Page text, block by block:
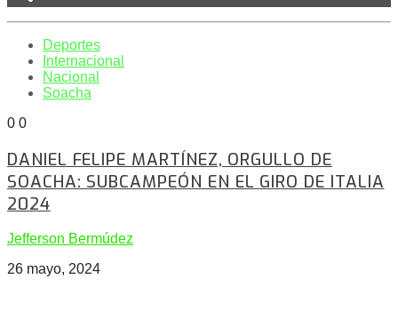
Deportes
Internacional
Nacional
Soacha
0 0
DANIEL FELIPE MARTÍNEZ, ORGULLO DE
SOACHA: SUBCAMPEÓN EN EL GIRO DE ITALIA
2024
Jefferson Bermúdez
26 mayo, 2024